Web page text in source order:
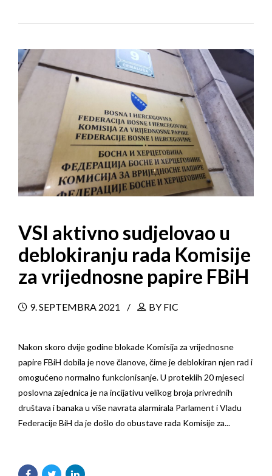
VSI aktivno sudjelovao u
deblokiranju rada Komisije
za vrijednosne papire FBiH
9. SEPTEMBRA 2021 BY FIC
Nakon skoro dvije godine blokade Komisija za vrijednosne
papire FBiH dobila je nove članove, čime je deblokiran njen rad i
omogućeno normalno funkcionisanje. U proteklih 20 mjeseci
poslovna zajednica je na incijativu velikog broja privrednih
društava i banaka u više navrata alarmirala Parlament i Vladu
Federacije BiH da je došlo do obustave rada Komisije za...